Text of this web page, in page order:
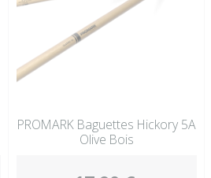
PROMARK Baguettes Hickory 5A
Olive Bois